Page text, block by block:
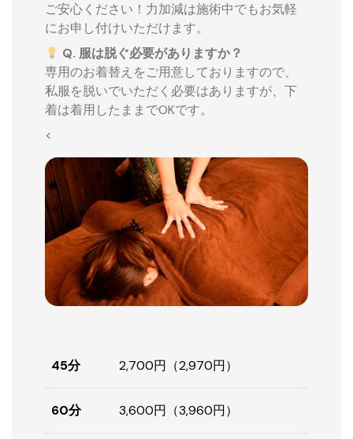
ご安心ください！力加減は施術中でもお気軽
にお申し付けいただけます。
Q. 服は脱ぐ必要がありますか？
専用のお着替えをご用意しておりますので、
私服を脱いでいただく必要はありますが、下
着は着用したままでOKです。
<
45分 2,700円（2,970円）
60分 3,600円（3,960円）